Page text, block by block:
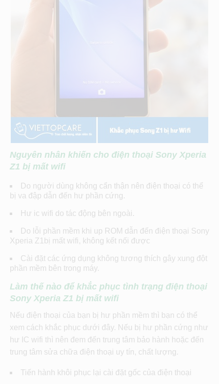
Nguyên nhân khiến cho điện thoại Sony Xperia
Z1 bị mất wifi
Do người dùng không cẩn thận nên điện thoại có thể
bị va đập dẫn đến hư phần cứng.
Hư ic wifi do tác động bên ngoài.
Do lỗi phần mềm khi up ROM dẫn đến điện thoại Sony
Xperia Z1bị mất wifi, không kết nối được
Cài đặt các ứng dụng không tương thích gây xung đột
phần mềm bên trong máy.
Làm thế nào để khắc phục tình trạng điện thoại
Sony Xperia Z1 bị mất wifi
Nếu điện thoại của bạn bị hư phần mềm thì bạn có thể
xem cách khắc phục dưới đây. Nếu bị hư phần cứng như
hư IC wifi thì nên đem đến trung tâm bảo hành hoặc đến
trung tâm sửa chữa điện thoại uy tín, chất lượng.
Tiến hành khôi phục lại cài đặt gốc của điện thoại